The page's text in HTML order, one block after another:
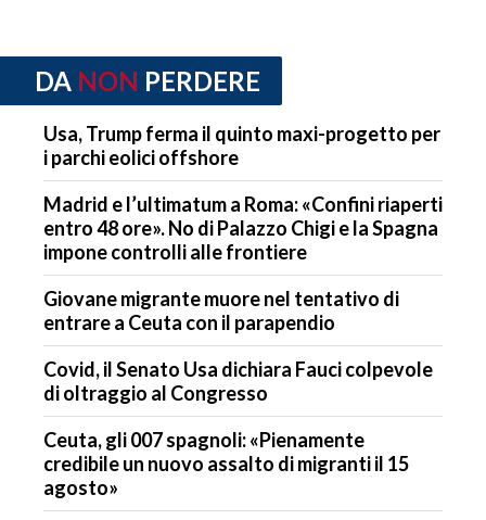
DA NON PERDERE
Usa, Trump ferma il quinto maxi-progetto per
i parchi eolici offshore
Madrid e l’ultimatum a Roma: «Confini riaperti
entro 48 ore». No di Palazzo Chigi e la Spagna
impone controlli alle frontiere
Giovane migrante muore nel tentativo di
entrare a Ceuta con il parapendio
Covid, il Senato Usa dichiara Fauci colpevole
di oltraggio al Congresso
Ceuta, gli 007 spagnoli: «Pienamente
credibile un nuovo assalto di migranti il 15
agosto»